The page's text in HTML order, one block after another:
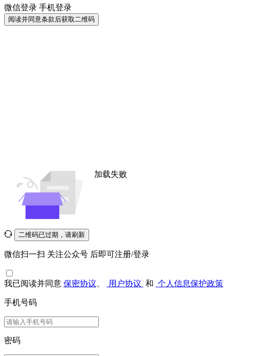
微信登录 手机登录
阅读并同意条款后获取二维码
加载失败
二维码已过期，请刷新
微信扫一扫 关注公众号 后即可注册/登录
我已阅读并同意 保密协议 用户协议 和 个人信息保护政策
手机号码
密码